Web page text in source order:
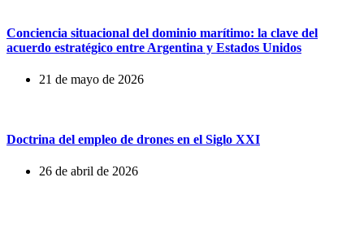
Conciencia situacional del dominio marítimo: la clave del
acuerdo estratégico entre Argentina y Estados Unidos
21 de mayo de 2026
Doctrina del empleo de drones en el Siglo XXI
26 de abril de 2026